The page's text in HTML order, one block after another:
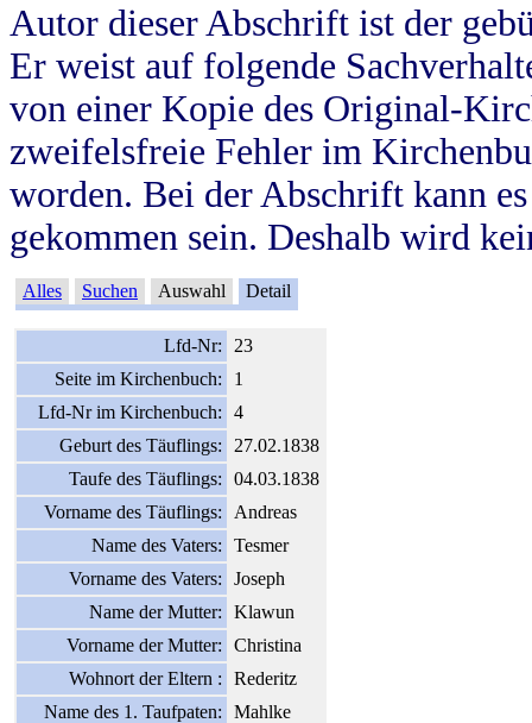
Autor dieser Abschrift ist der
Er weist auf folgende
von einer Kopie des Original-
zweifelsfreie Fehler im
worden. Bei der Abschrift kann
gekommen sein. Deshalb wird
Alles Suchen Auswahl Detail
Lfd-Nr:
23
Seite im Kirchenbuch:
1
Lfd-Nr im Kirchenbuch:
4
Geburt des Täuflings:
27.02.1838
Taufe des Täuflings:
04.03.1838
Vorname des Täuflings:
Andreas
Name des Vaters:
Tesmer
Vorname des Vaters:
Joseph
Name der Mutter:
Klawun
Vorname der Mutter:
Christina
Wohnort der Eltern :
Rederitz
Name des 1. Taufpaten:
Mahlke